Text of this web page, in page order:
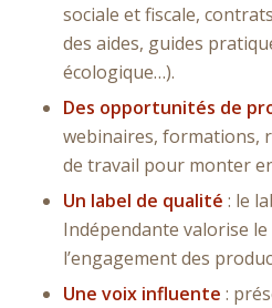
sociale et fiscale,
des aides, guides
écologique…).
Des opportunités de
webinaires, formations,
de travail pour monter
Un label de qualité : le
Indépendante valorise
l’engagement des
Une voix influente :